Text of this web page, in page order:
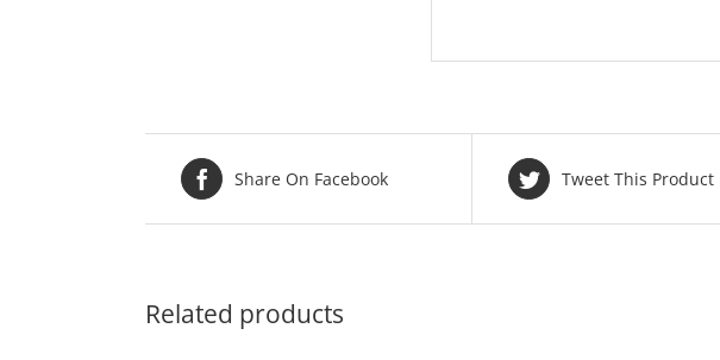
Share On Facebook Tweet This Product
Related products